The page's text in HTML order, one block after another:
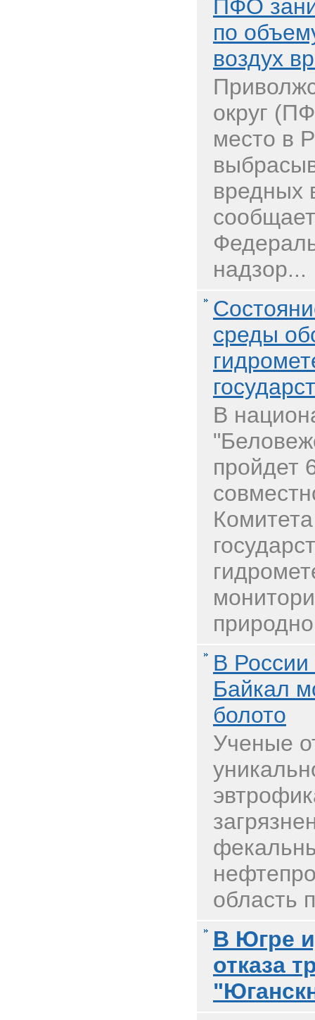
ПФО
по
воздух
округ
место в
вредных
надзор...
среды
В
пройдет
В России
Байкал
болото
Ученые
область
В Югре
отказа